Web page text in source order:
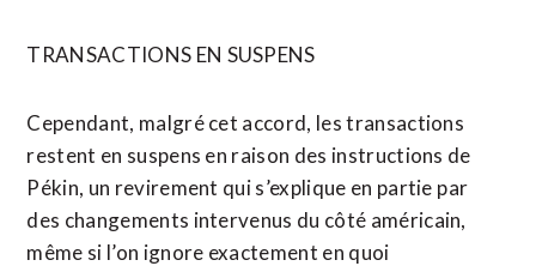
TRANSACTIONS EN SUSPENS
Cependant, malgré cet accord, les transactions
restent en suspens en raison des instructions de
Pékin, un revirement qui s’explique en partie ⁠par
des ‌changements intervenus du côté américain,
même si l’on ignore exactement en quoi